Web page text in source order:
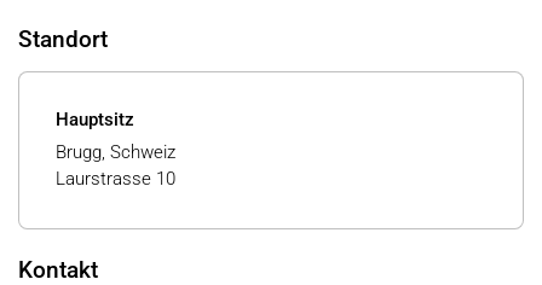
Standort
Hauptsitz
Brugg, Schweiz
Laurstrasse 10
Kontakt